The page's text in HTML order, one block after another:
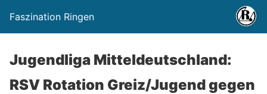
Faszination Ringen
Jugendliga Mitteldeutschland:
RSV Rotation Greiz/Jugend gegen